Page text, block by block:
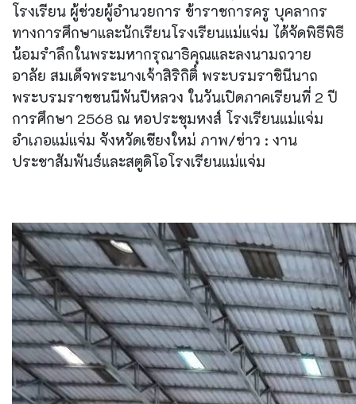
โรงเรียน ผู้ช่วยผู้อำนวยการ ข้าราชการครู บุคลากร
ทางการศึกษาและนักเรียนโรงเรียนแม่แจ่ม ได้จัดพิธีพิธี
น้อมรำลึกในพระมหากรุณาธิคุณและลงนามถวาย
อาลัย สมเด็จพระนางเจ้าสิริกิติ์ พระบรมราชินีนาถ
พระบรมราชชนนีพันปีหลวง ในวันเปิดภาคเรียนที่ 2 ปี
การศึกษา 2568 ณ หอประชุมหงส์ โรงเรียนแม่แจ่ม
อำเภอแม่แจ่ม จังหวัดเชียงใหม่ ภาพ/ข่าว : งาน
ประชาสัมพันธ์และสตูดิโอโรงเรียนแม่แจ่ม